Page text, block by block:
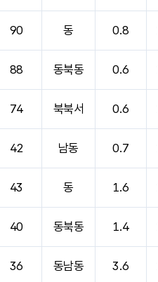
90 동 0.8
88 동북동 0.6
74 북북서 0.6
42 남동 0.7
43 동 1.6
40 동북동 1.4
36 동남동 3.6